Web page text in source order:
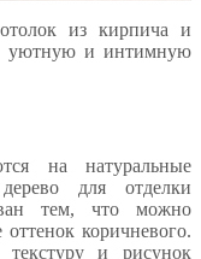
из кирпича и
уютную и интимную
на натуральные
для отделки
тем, что можно
коричневого.
текстуру и рисунок